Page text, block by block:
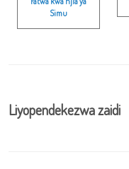
Simu
Liyopendekezwa zaidi